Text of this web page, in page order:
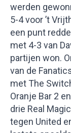
werden
5-4 voor ’t
een punt
met 4-3 van
partijen won.
van de
met The
Oranje Bar 2
drie Real
tegen United